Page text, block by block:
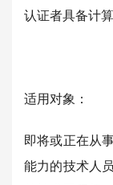
认证者具备计
适用对象：
即将或正在从
能力的技术人